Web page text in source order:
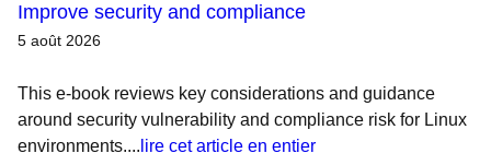
Improve security and compliance
5 août 2026
This e-book reviews key considerations and guidance
around security vulnerability and compliance risk for Linux
environments.... lire cet article en entier